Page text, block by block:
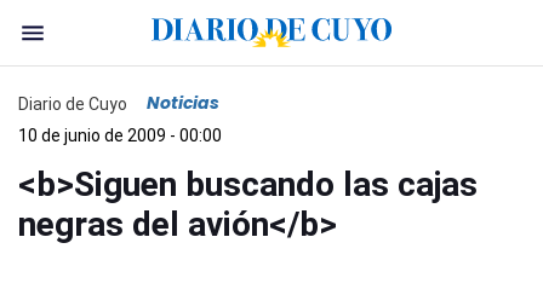
Diario de Cuyo Noticias
10 de junio de 2009 - 00:00
<b>Siguen buscando las cajas
negras del avión</b>